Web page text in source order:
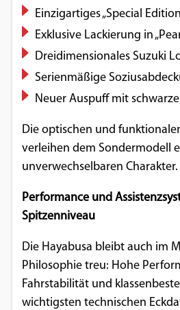
Einzigartiges „Special
Exklusive Lackierung in
Dreidimensionales Suzuki
Serienmäßige
Neuer Auspuff mit
Die optischen und
verleihen dem Sondermodell
unverwechselbaren Charakter.
Performance und
Spitzenniveau
Die Hayabusa bleibt auch im
Philosophie treu: Hohe
Fahrstabilität und
wichtigsten technischen
Vimeo
Google Maps
Anbieter: